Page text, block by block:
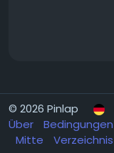
© 2026 Pinlap
Über
Bedingungen
Mitte
Verzeichnis